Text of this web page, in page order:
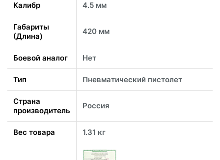
Калибр 4.5 мм
Габариты
(Длина)
420 мм
Боевой аналог Нет
Тип Пневматический пистолет
Страна
производитель
Россия
Вес товара 1.31 кг